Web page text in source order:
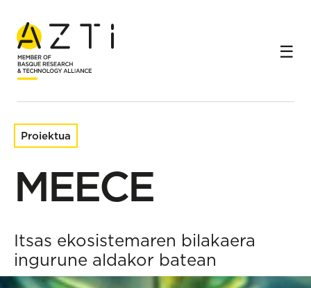
Hasiera Ikerketa-proiektuak
Proiektua
MEECE
Itsas ekosistemaren bilakaera
ingurune aldakor batean